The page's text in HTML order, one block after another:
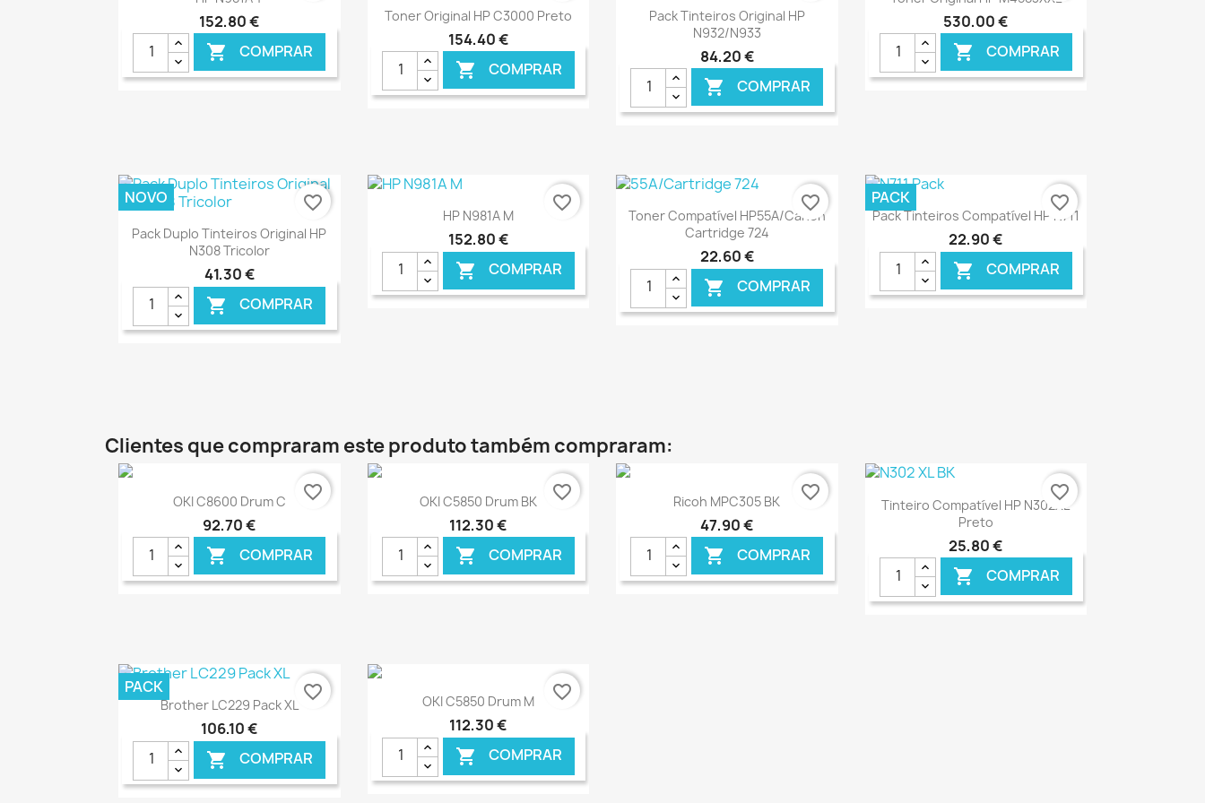
152,80 €
 COMPRAR
 Ver+
Toner Original HP C3000 Preto
154,40 €
 COMPRAR
Ver+
Pack Tinteiros Original HP
N932/N933
84,20 €
 COMPRAR
530,00 €
 COMPRAR
Ver+
Pack Duplo Tinteiros Original HP
N308 Tricolor
41,30 €
 COMPRAR
NOVO favorite_border Ver+
HP N981A M
152,80 €
 COMPRAR
favorite_border Ver+
Toner Compatível HP55A/Canon
Cartridge 724
22,60 €
 COMPRAR
favorite_border Ver+
Pack Tinteiros Compatível HP N711
22,90 €
 COMPRAR
PACK favorite_border
Clientes que compraram este produto também compraram:
Ver+
OKI C8600 Drum C
92,70 €
 COMPRAR
€ ONLINE
favorite_border Ver+
OKI C5850 Drum BK
112,30 €
 COMPRAR
favorite_border Ver+
Ricoh MPC305 BK
47,90 €
 COMPRAR
favorite_border Ver+
Tinteiro Compatível HP N302XL
Preto
25,80 €
 COMPRAR
favorite_border
Ver+
Brother LC229 Pack XL
106,10 €
 COMPRAR
PACK favorite_border Ver+
OKI C5850 Drum M
112,30 €
 COMPRAR
favorite_border